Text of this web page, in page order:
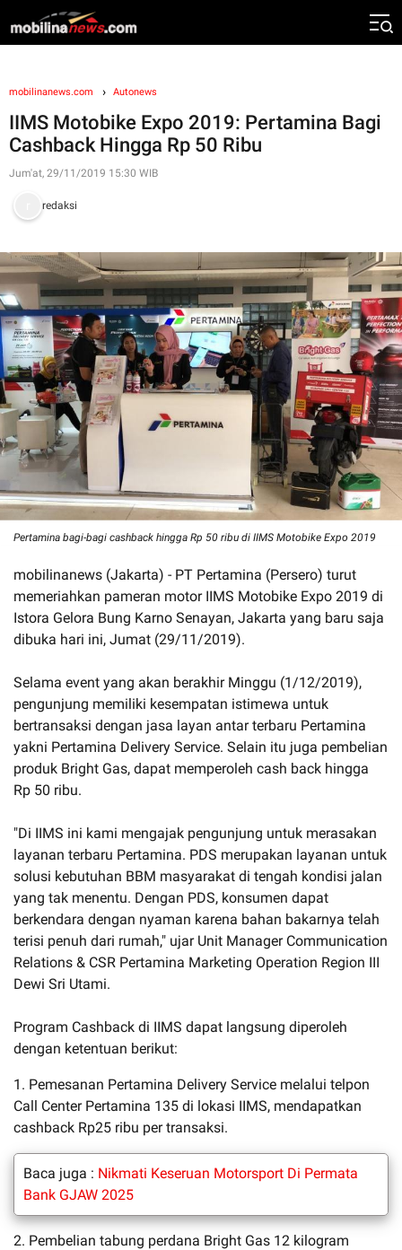
mobilinanews.com Autonews
IIMS Motobike Expo 2019: Pertamina Bagi
Cashback Hingga Rp 50 Ribu
Jum'at, 29/11/2019 15:30 WIB
redaksi
Pertamina bagi-bagi cashback hingga Rp 50 ribu di IIMS Motobike Expo 2019
mobilinanews (Jakarta) - PT Pertamina (Persero) turut
memeriahkan pameran motor IIMS Motobike Expo 2019 di
Istora Gelora Bung Karno Senayan, Jakarta yang baru saja
dibuka hari ini, Jumat (29/11/2019).
Selama event yang akan berakhir Minggu (1/12/2019),
pengunjung memiliki kesempatan istimewa untuk
bertransaksi dengan jasa layan antar terbaru Pertamina
yakni Pertamina Delivery Service. Selain itu juga pembelian
produk Bright Gas, dapat memperoleh cash back hingga
Rp 50 ribu.
"Di IIMS ini kami mengajak pengunjung untuk merasakan
layanan terbaru Pertamina. PDS merupakan layanan untuk
solusi kebutuhan BBM masyarakat di tengah kondisi jalan
yang tak menentu. Dengan PDS, konsumen dapat
berkendara dengan nyaman karena bahan bakarnya telah
terisi penuh dari rumah," ujar Unit Manager Communication
Relations & CSR Pertamina Marketing Operation Region III
Dewi Sri Utami.
Program Cashback di IIMS dapat langsung diperoleh
dengan ketentuan berikut:
1. Pemesanan Pertamina Delivery Service melalui telpon
Call Center Pertamina 135 di lokasi IIMS, mendapatkan
cashback Rp25 ribu per transaksi.
Baca juga : Nikmati Keseruan Motorsport Di Permata
Bank GJAW 2025
2. Pembelian tabung perdana Bright Gas 12 kilogram